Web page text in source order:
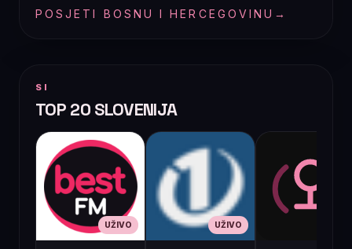
POSJETI BOSNU I HERCEGOVINU →
SI
TOP 20 SLOVENIJA
UŽIVO UŽIVO